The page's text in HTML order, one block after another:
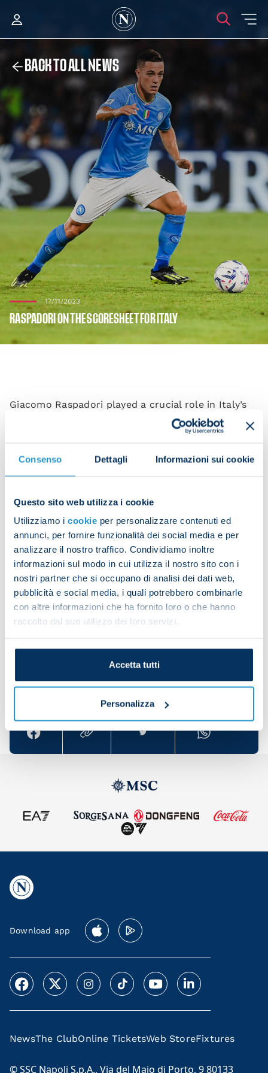
Consenso Dettagli Informazioni sui cookie
Questo sito web utilizza i cookie
Utilizziamo i cookie per personalizzare contenuti ed
annunci, per fornire funzionalità dei social media e per
analizzare il nostro traffico. Condividiamo inoltre
informazioni sul modo in cui utilizza il nostro sito con i
nostri partner che si occupano di analisi dei dati web,
pubblicità e social media, i quali potrebbero combinarle
con altre informazioni che ha fornito loro o che hanno
raccolto dal suo utilizzo dei loro servizi.
Accetta tutti
Personalizza
BACK TO ALL NEWS
17/11/2023
RASPADORI ON THE SCORESHEET FOR ITALY
Giacomo Raspadori played a crucial role in Italy’s
Euro qualifier match against North Macedonia on
Friday. Italy came away with a 5-2 win at the Stadio
goal of the evening.
Giovanni Di Lorenzo and Matteo Politano stayed on
the bench.
Eljif Elmas was also on the pitch for his home side
of North Macedonia and played 72 minutes.
Share the article with your friends and support the
Download app
NewsThe ClubOnline TicketsWeb StoreFixtures
© SSC Napoli S.p.A., Via del Maio di Porto, 9 80133